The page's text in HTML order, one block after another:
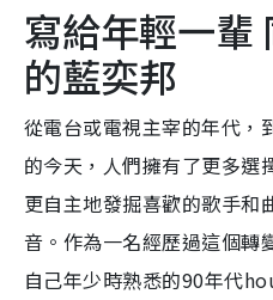
1
.
6
9
%
寫給年輕一輩
的藍奕邦
從電台或電視主宰的年代，
的今天，人們擁有了更多選
更自主地發掘喜歡的歌手和
音。作為一名經歷過這個轉
自己年少時熟悉的90年代